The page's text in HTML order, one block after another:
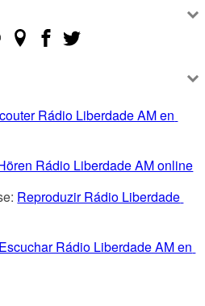
Rádio Liberdade AM en
Rádio Liberdade AM online
Reproduzir Rádio Liberdade
Escuchar Rádio Liberdade AM en